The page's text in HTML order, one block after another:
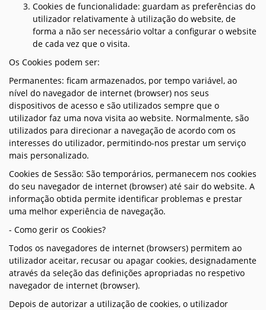
Cookies de funcionalidade: guardam as preferências do
utilizador relativamente à utilização do website, de
forma a não ser necessário voltar a configurar o website
de cada vez que o visita.
Os Cookies podem ser:
Permanentes: ficam armazenados, por tempo variável, ao
nível do navegador de internet (browser) nos seus
dispositivos de acesso e são utilizados sempre que o
utilizador faz uma nova visita ao website. Normalmente, são
utilizados para direcionar a navegação de acordo com os
interesses do utilizador, permitindo-nos prestar um serviço
mais personalizado.
Cookies de Sessão: São temporários, permanecem nos cookies
do seu navegador de internet (browser) até sair do website. A
informação obtida permite identificar problemas e prestar
uma melhor experiência de navegação.
- Como gerir os Cookies?
Todos os navegadores de internet (browsers) permitem ao
utilizador aceitar, recusar ou apagar cookies, designadamente
através da seleção das definições apropriadas no respetivo
navegador de internet (browser).
Depois de autorizar a utilização de cookies, o utilizador